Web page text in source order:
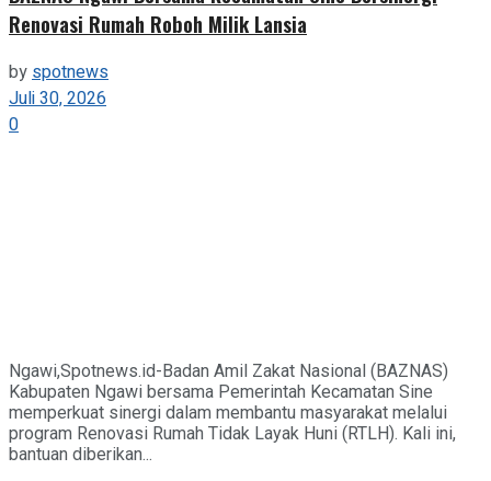
Renovasi Rumah Roboh Milik Lansia
byspotnews
Juli 30, 2026
0
Ngawi,Spotnews.id-Badan Amil Zakat Nasional (BAZNAS)
Kabupaten Ngawi bersama Pemerintah Kecamatan Sine
memperkuat sinergi dalam membantu masyarakat melalui
program Renovasi Rumah Tidak Layak Huni (RTLH). Kali ini,
bantuan diberikan...